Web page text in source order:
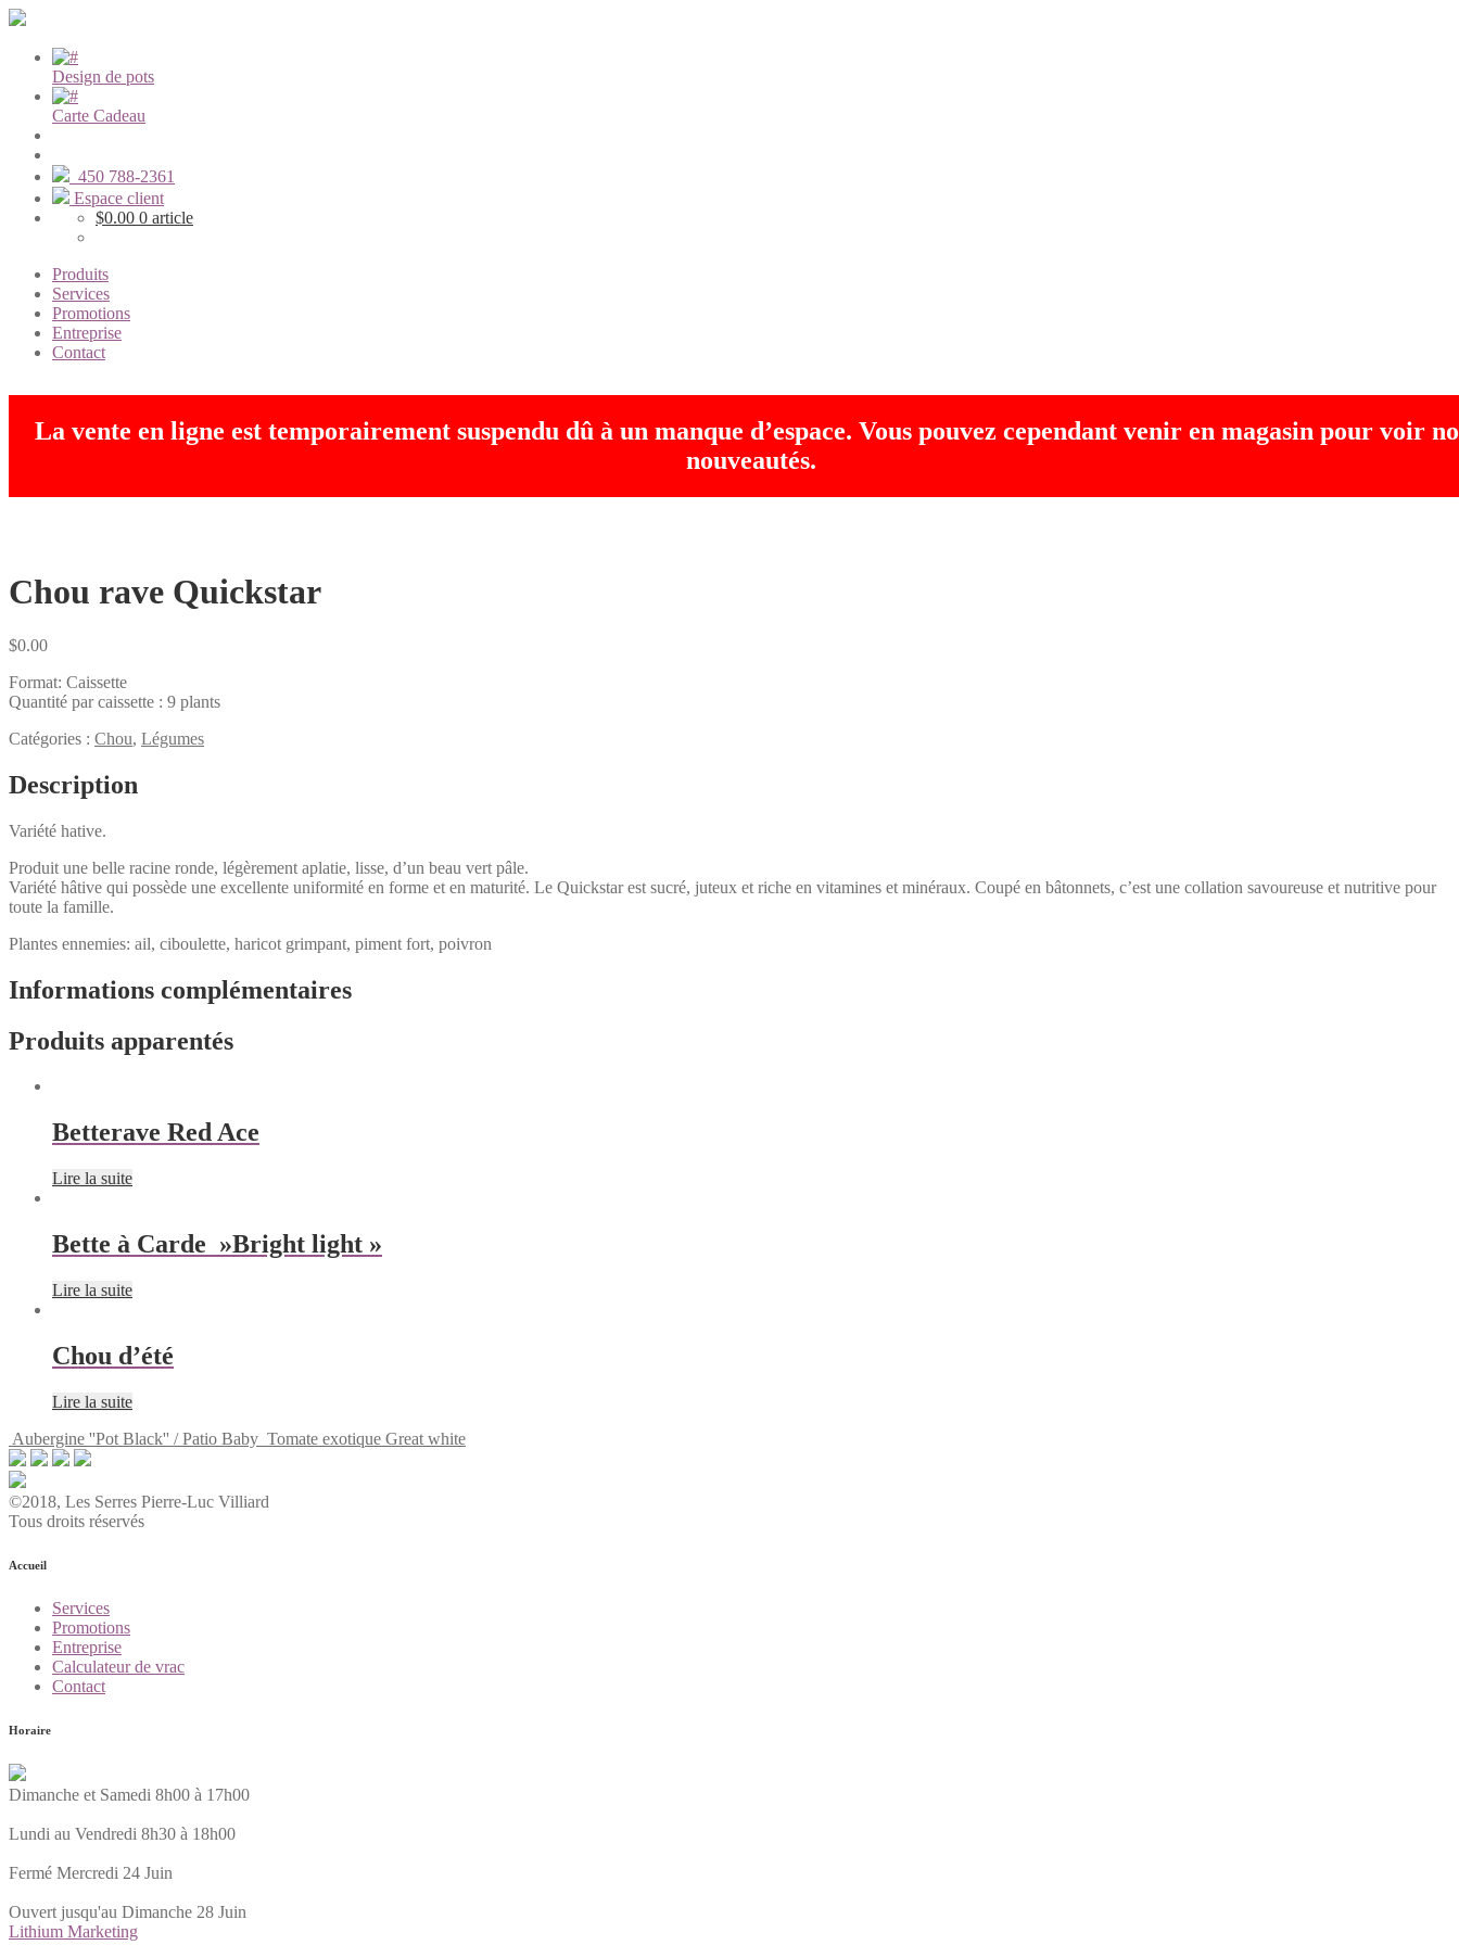
Design de pots
Carte Cadeau
450 788-2361
Espace client
$0.00 0 article
Produits
Services
Promotions
Entreprise
Contact
La vente en ligne est temporairement suspendu dû à un manque d’espace. Vous pouvez cependant venir en magasin pour voir
nouveautés.
Chou rave Quickstar
$0.00
Format: Caissette
Quantité par caissette : 9 plants
Catégories : Chou, Légumes
Description
Variété hative.
Produit une belle racine ronde, légèrement aplatie, lisse, d’un beau vert pâle.
Variété hâtive qui possède une excellente uniformité en forme et en maturité. Le Quickstar est sucré, juteux et riche en vitamines et minéraux. Coupé en bâtonnets, c’est une collation savoureuse et nutritive pour
toute la famille.
Plantes ennemies: ail, ciboulette, haricot grimpant, piment fort, poivron
Informations complémentaires
Produits apparentés
Betterave Red Ace
Lire la suite
Bette à Carde »Bright light »
Lire la suite
Chou d’été
Lire la suite
Aubergine ''Pot Black'' / Patio Baby Tomate exotique Great white
©2018, Les Serres Pierre-Luc Villiard
Tous droits réservés
Accueil
Services
Promotions
Entreprise
Calculateur de vrac
Contact
Horaire
Dimanche et Samedi 8h00 à 17h00
Lundi au Vendredi 8h30 à 18h00
Fermé Mercredi 24 Juin
Ouvert jusqu'au Dimanche 28 Juin
Lithium Marketing